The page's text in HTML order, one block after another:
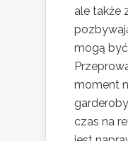
ale także
mogą
moment
czas na